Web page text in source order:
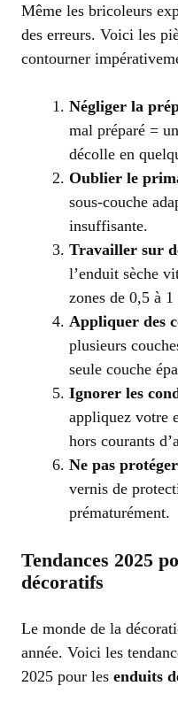
Même les bricoleurs
des erreurs. Voici les
contourner
Négliger la
mal préparé =
décolle en
Oublier le
sous-couche
insuffisante.
Travailler sur
l’enduit sèche
zones de 0,5 à 1
Appliquer des
plusieurs
seule couche
Ignorer les
appliquez votre
hors courants
Ne pas
vernis de
prématurément.
Tendances 2025
décoratifs
Le monde de la
année. Voici les
2025 pour les enduits